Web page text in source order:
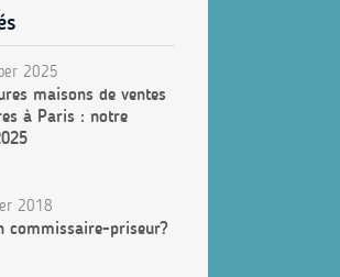
2025
maisons de ventes
à Paris : notre
2018
commissaire-priseur?